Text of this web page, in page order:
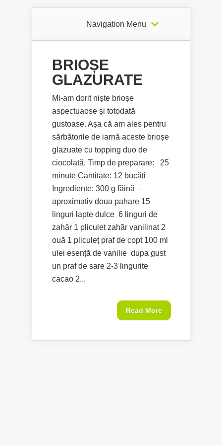
Navigation Menu
BRIOȘE
GLAZURATE
Mi-am dorit niște brioșe
aspectuaose și totodată
gustoase. Așa că am ales pentru
sărbătorile de iarnă aceste brioșe
glazuate cu topping duo de
ciocolată. Timp de preparare: 25
minute Cantitate: 12 bucăti
Ingrediente: 300 g făină –
aproximativ doua pahare 15
linguri lapte dulce 6 linguri de
zahăr 1 pliculet zahăr vanilinat 2
ouă 1 pliculeț praf de copt 100 ml
ulei esență de vanilie dupa gust
un praf de sare 2-3 lingurite
cacao 2...
Read More